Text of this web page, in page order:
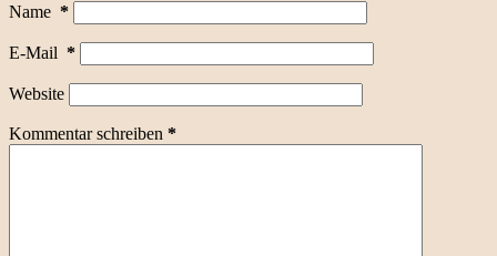
Name *
E-Mail *
Website
Kommentar schreiben *